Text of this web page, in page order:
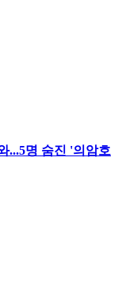
...5명 숨진 '의암호